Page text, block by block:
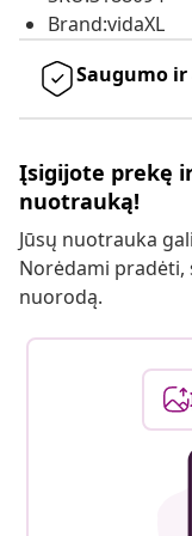
Brand:vidaXL
Saugumo
Įsigijote prekę
nuotrauką!
Jūsų nuotrauka
Norėdami pradėti,
nuorodą.